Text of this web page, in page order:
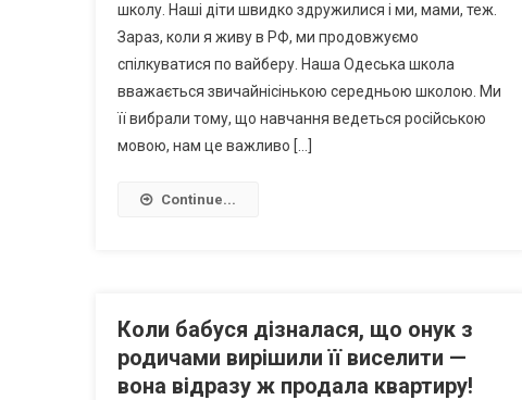
школу. Наші діти швидко здружилися і ми, мами, теж.
Зараз, коли я живу в РФ, ми продовжуємо
спілкуватися по вайберу. Наша Одеська школа
вважається звичайнісінькою середньою школою. Ми
її вибрали тому, що навчання ведеться російською
мовою, нам це важливо […]
Continue...
Коли бабуся дізналася, що онук з
родичами вирішили її виселити —
вона відразу ж продала квартиру!